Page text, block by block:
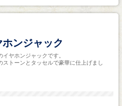
ンジャック
ヤホンジャックです。
ストーンとタッセルで豪華に仕上げまし